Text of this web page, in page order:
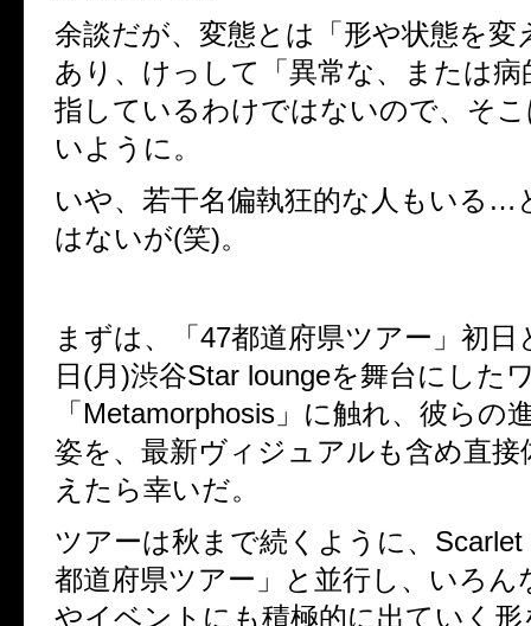
余談だが、変態とは「形や状態を変
あり、けっして「異常な、または病
指しているわけではないので、そ
いように。
いや、若干名偏執狂的な人もいる…
はないが(笑)。
まずは、「47都道府県ツアー」初日
日(月)渋谷Star loungeを舞台にした
「Metamorphosis」に触れ、彼らの
姿を、最新ヴィジュアルも含め直接
えたら幸いだ。
ツアーは秋まで続くように、Scarlet
都道府県ツアー」と並行し、いろん
やイベントにも積極的に出ていく